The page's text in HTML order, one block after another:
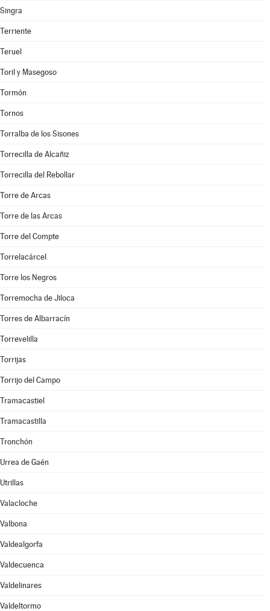
Singra
Terriente
Teruel
Toril y Masegoso
Tormón
Tornos
Torralba de los Sisones
Torrecilla de Alcañiz
Torrecilla del Rebollar
Torre de Arcas
Torre de las Arcas
Torre del Compte
Torrelacárcel
Torre los Negros
Torremocha de Jiloca
Torres de Albarracín
Torrevelilla
Torrijas
Torrijo del Campo
Tramacastiel
Tramacastilla
Tronchón
Urrea de Gaén
Utrillas
Valacloche
Valbona
Valdealgorfa
Valdecuenca
Valdelinares
Valdeltormo